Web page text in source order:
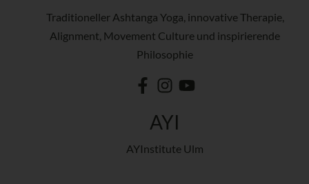
Traditioneller Ashtanga Yoga, innovative Therapie,
Alignment, Movement Culture und inspirierende
Philosophie
AYI
AYInstitute Ulm